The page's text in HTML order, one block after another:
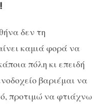
δεν τη
καμιά φορά να
πόλη κι επειδή
βαριέμαι να
προτιμώ να φτιάχνω